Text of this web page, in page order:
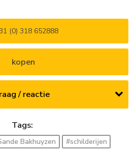
(0) 318 652888
kopen
/ reactie
Tags:
Bakhuyzen #schilderijen